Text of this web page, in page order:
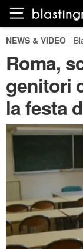
NEWS & VIDEO
Roma,
genitori
la festa